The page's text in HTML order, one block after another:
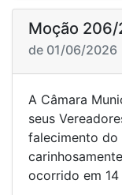
Moção
de 01/06/2026
A Câmara
seus
falecimento do
ocorrido em